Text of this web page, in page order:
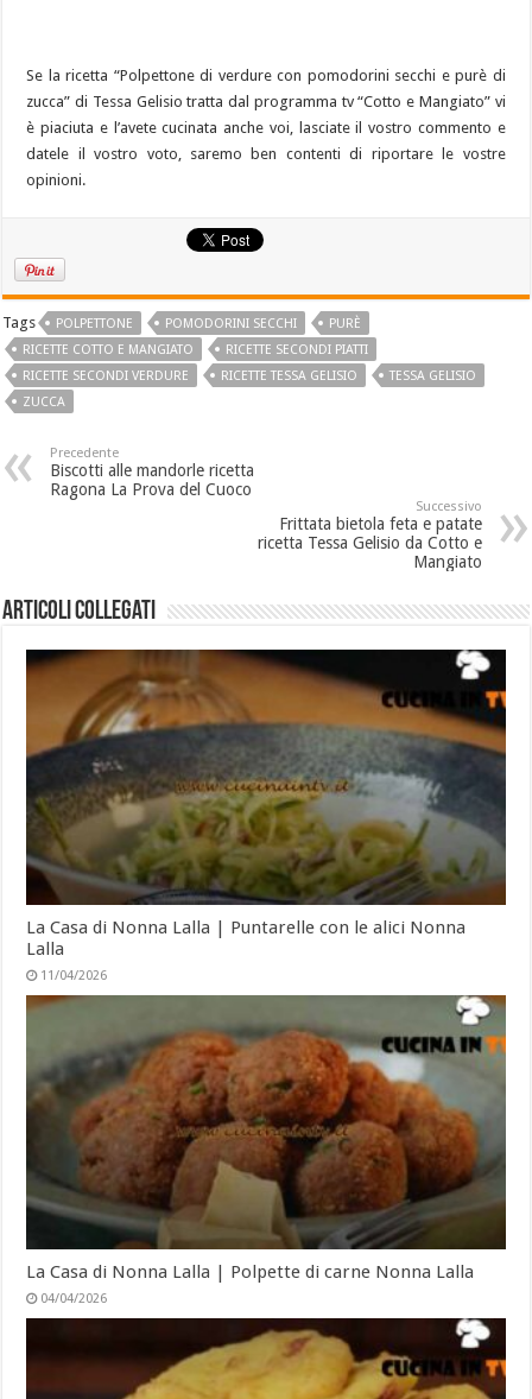
Se la ricetta “Polpettone di verdure con pomodorini secchi e purè di
zucca” di Tessa Gelisio tratta dal programma tv “Cotto e Mangiato” vi
è piaciuta e l’avete cucinata anche voi, lasciate il vostro commento e
datele il vostro voto, saremo ben contenti di riportare le vostre
opinioni.
Tags POLPETTONE POMODORINI SECCHI
PURÈ
RICETTE COTTO E MANGIATO
RICETTE SECONDI PIATTI
RICETTE SECONDI VERDURE
RICETTE TESSA GELISIO
TESSA GELISIO
ZUCCA
Precedente
Biscotti alle mandorle ricetta
Ragona La Prova del Cuoco
Successivo
Frittata bietola feta e patate
ricetta Tessa Gelisio da Cotto e
Mangiato
Articoli collegati
La Casa di Nonna Lalla | Puntarelle con le alici Nonna
Lalla
11/04/2026
La Casa di Nonna Lalla | Polpette di carne Nonna Lalla
04/04/2026